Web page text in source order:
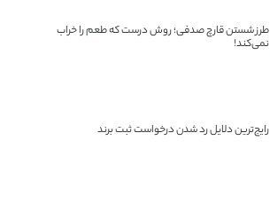
طرز شستن قارچ صدفی؛ روش درست که طعم را خراب
نمی‌کند!
رایج‌ترین دلایل رد شدن درخواست ثبت برند